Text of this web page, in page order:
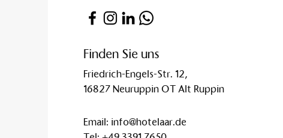
Finden Sie uns
Friedrich-Engels-Str. 12,
16827 Neuruppin OT Alt Ruppin
Email: info@hotelaar.de